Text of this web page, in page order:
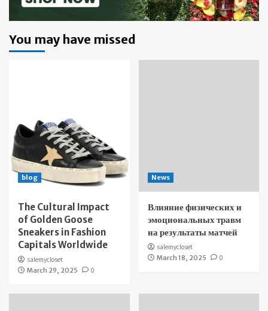
You may have missed
blog
The Cultural Impact
of Golden Goose
Sneakers in Fashion
Capitals Worldwide
salemycloset
March 29, 2025
0
News
Влияние физических и
эмоциональных травм
на результаты матчей
salemycloset
March 18, 2025
0